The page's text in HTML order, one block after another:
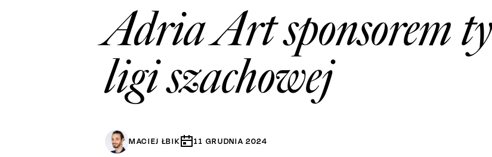
Adria Art sponsorem
ligi szachowej
MACIEJ ŁBIK 11 GRUDNIA 2024